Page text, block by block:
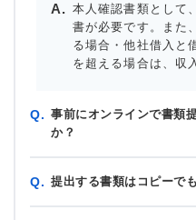
本人確認書類として
書が必要です。また
る場合・他社借入と
を超える場合は、収
Q. 事前にオンラインで書類
か？
Q. 提出する書類はコピーで